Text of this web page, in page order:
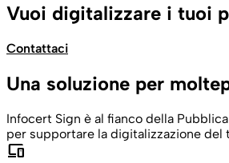
Vuoi digitalizzare i tuoi
Contattaci
Una soluzione per
Infocert Sign è al fianco della
per supportare la digitalizzazione del
devices